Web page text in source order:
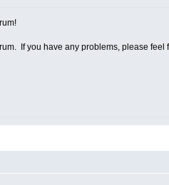
If you have any problems, please feel